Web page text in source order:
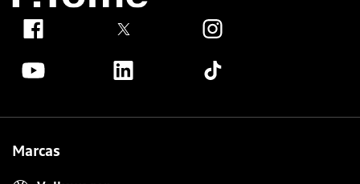
Marcas